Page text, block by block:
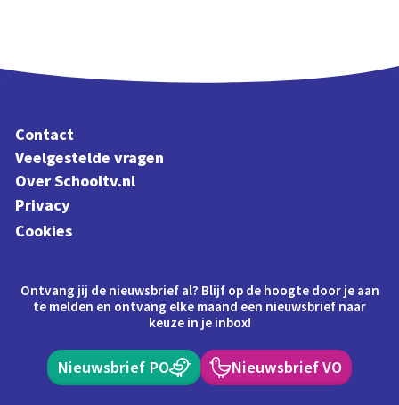
Contact
Veelgestelde vragen
Over Schooltv.nl
Privacy
Cookies
Ontvang jij de nieuwsbrief al? Blijf op de hoogte door je aan
te melden en ontvang elke maand een nieuwsbrief naar
keuze in je inbox!
Nieuwsbrief PO Nieuwsbrief VO